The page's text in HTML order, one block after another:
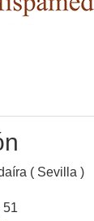
( Sevilla )
51